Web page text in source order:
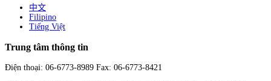
中文
Filipino
Tiếng Việt
Trung tâm thông tin
Điện thoại: 06-6773-8989 Fax: 06-6773-8421